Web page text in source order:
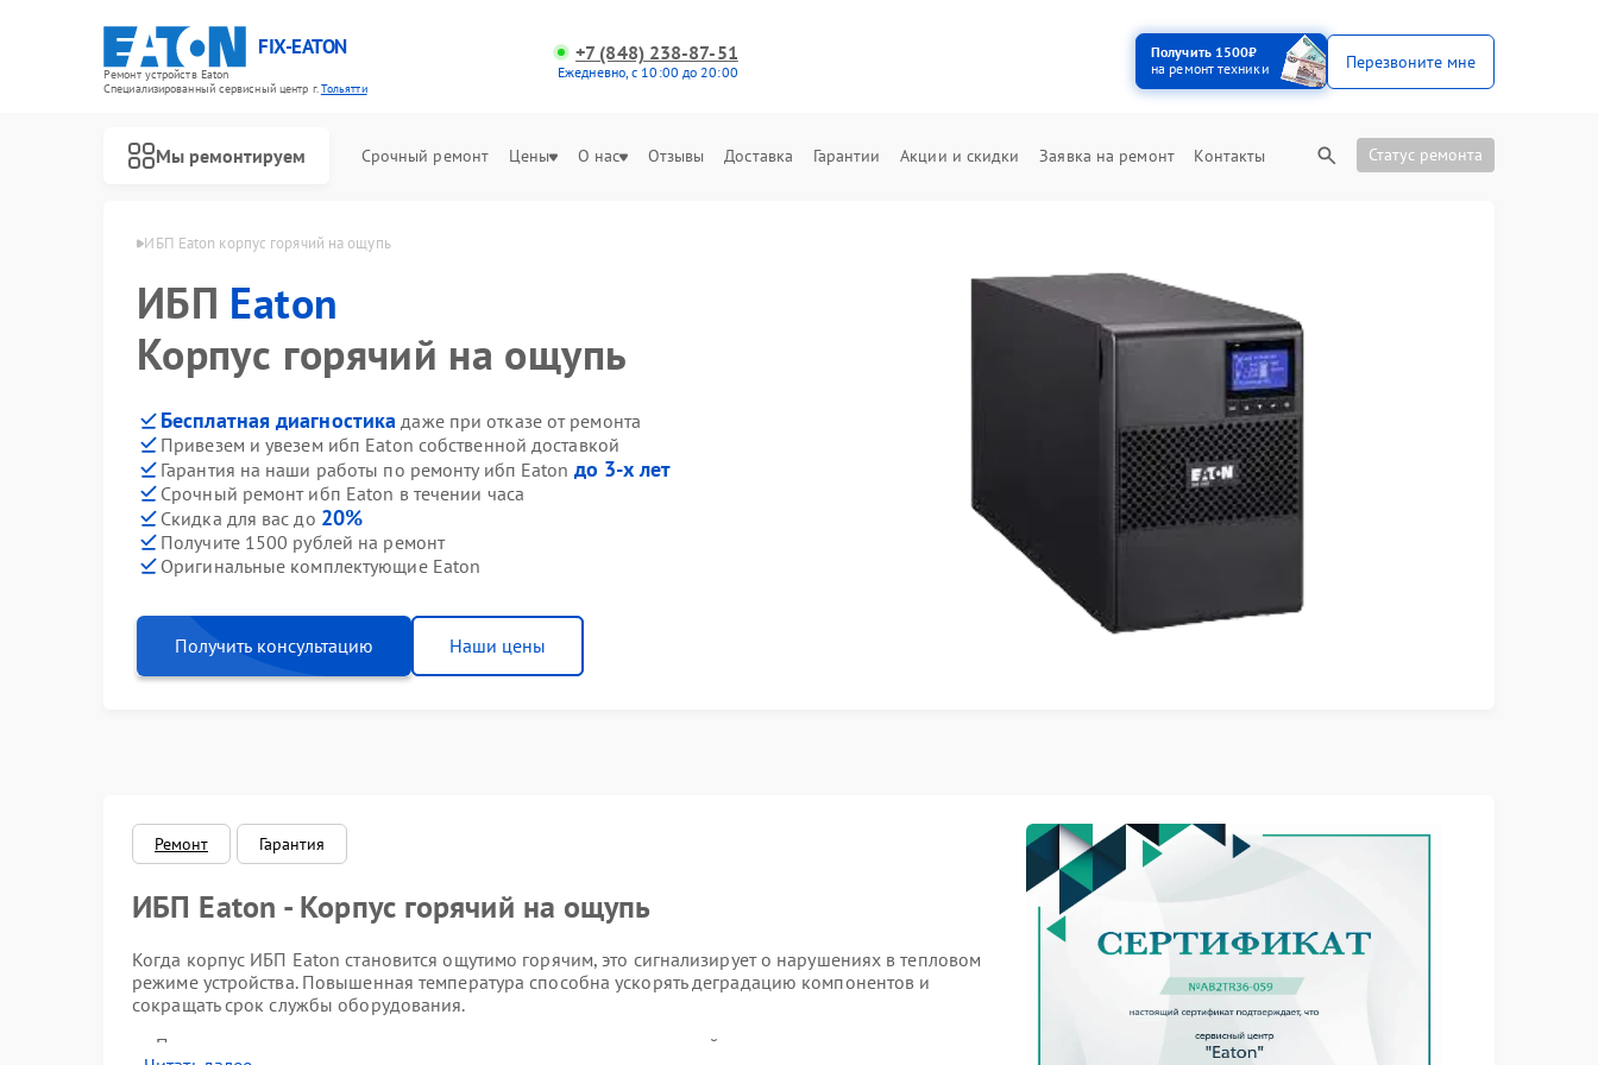
FIX-EATON
Ремонт устройств Eaton
Специализированный cервисный центр г.Тольятти
+7 (848) 238-87-51
Ежедневно, с 10:00 до 20:00
Получить 1500₽
на ремонт техники
Перезвоните мне
Мы ремонтируем Срочный ремонт Цены О нас Отзывы Доставка Гарантии Акции и скидки Заявка на ремонт Контакты Статус ремонта
Eaton в Тольятти ИБП Eaton корпус горячий на ощупь
ИБП Eaton
Корпус горячий на ощупь
Бесплатная диагностика даже при отказе от ремонта
Привезем и увезем ибп Eaton собственной доставкой
Гарантия на наши работы по ремонту ибп Eaton до 3-х лет
Срочный ремонт ибп Eaton в течении часа
Скидка для вас до 20%
Получите 1500 рублей на ремонт
Оригинальные комплектующие Eaton
Получить консультацию Наши цены
Ремонт Гарантия
ИБП Eaton - Корпус горячий на ощупь
Когда корпус ИБП Eaton становится ощутимо горячим, это сигнализирует о нарушениях в тепловом
режиме устройства. Повышенная температура способна ускорять деградацию компонентов и
сокращать срок службы оборудования.
Поверхность корпуса заметно теплее нормы даже при невысокой нагрузке.